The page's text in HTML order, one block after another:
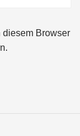
diesem Browser